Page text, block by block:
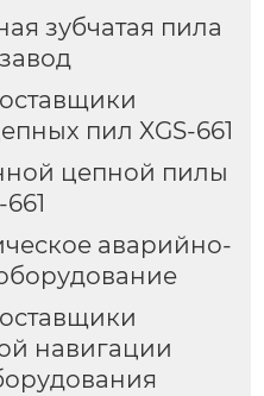
зубчатая пила
пил XGS-661
цепной пилы
661
аварийно-
навигации